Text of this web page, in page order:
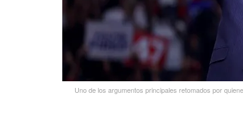
Uno de los argumentos principales retomados por